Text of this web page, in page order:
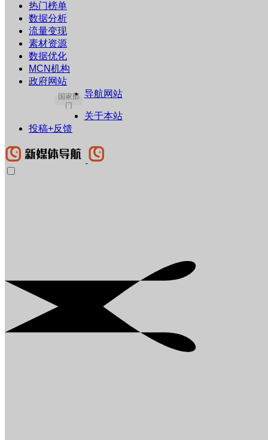
热门榜单
数据分析
流量变现
素材资源
数据优化
MCN机构
政府网站
国家部
门
导航网站
关于本站
投稿+反馈